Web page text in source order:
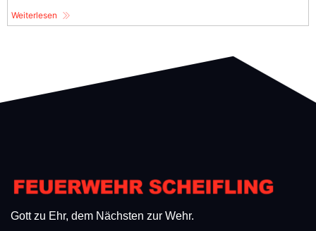
Weiterlesen
Gott zu Ehr, dem Nächsten zur Wehr.